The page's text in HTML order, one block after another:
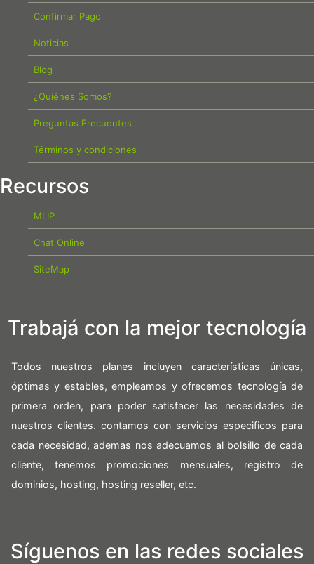
Confirmar Pago
Noticias
Blog
¿Quiénes Somos?
Preguntas Frecuentes
Términos y condiciones
Recursos
MI IP
Chat Online
SiteMap
Trabajá con la mejor tecnología
Todos nuestros planes incluyen características únicas,
óptimas y estables, empleamos y ofrecemos tecnología de
primera orden, para poder satisfacer las necesidades de
nuestros clientes. contamos con servicios especificos para
cada necesidad, ademas nos adecuamos al bolsillo de cada
cliente, tenemos promociones mensuales, registro de
dominios, hosting, hosting reseller, etc.
Síguenos en las redes sociales